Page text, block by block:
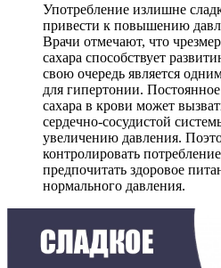
Употребление излишне
привести к повышению
Врачи отмечают, что
сахара способствует
свою очередь является
для гипертонии.
сахара в крови может
сердечно-сосудистой
увеличению давления.
контролировать
предпочитать здоровое
нормального давления.